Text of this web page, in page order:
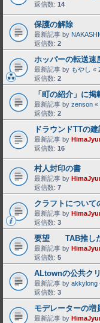
返信数: 14
保護の解除
最新記事 by
返信数: 2
ホッパーの転送速
最新記事 by もやし «
返信数: 2
「町の紹介」に
最新記事 by zenson «
返信数: 2
ドラウンドTTの
最新記事 by
返信数: 16
村人封印の書
最新記事 by
返信数: 7
クラフトについて
最新記事 by
返信数: 3
要望 TAB推した
最新記事 by
返信数: 5
ALtownの公共ク
最新記事 by akkylong
返信数: 3
モデレーターの増
最新記事 by